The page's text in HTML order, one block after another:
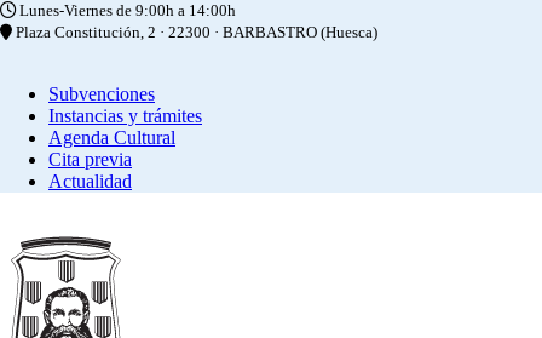
Lunes-Viernes de 9:00h a 14:00h
Plaza Constitución, 2 · 22300 · BARBASTRO (Huesca)
Subvenciones
Instancias y trámites
Agenda Cultural
Cita previa
Actualidad